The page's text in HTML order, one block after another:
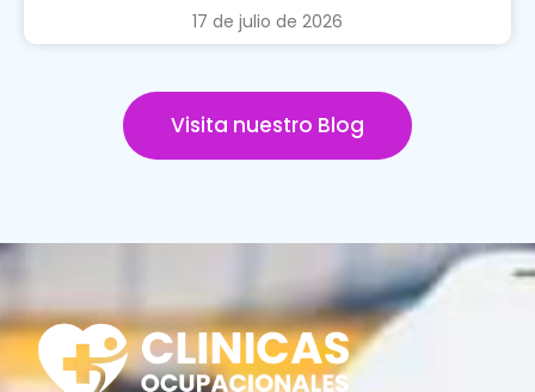
17 de julio de 2026
Visita nuestro Blog